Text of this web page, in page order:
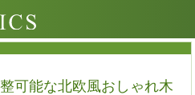
可能な北欧風おしゃれ木